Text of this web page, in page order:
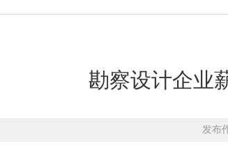
勘察设计企业
发布